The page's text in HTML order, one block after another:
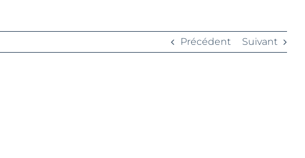
Précédent Suivant